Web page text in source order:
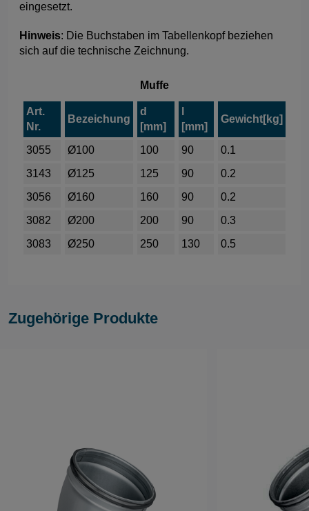
eingesetzt.
Hinweis: Die Buchstaben im Tabellenkopf beziehen
sich auf die technische Zeichnung.
Muffe
Art.
Nr.
Bezeichung
d
[mm]
[mm]
Gewicht[kg]
3055 Ø100 100 90
0.1
3143
Ø125 125 90
0.2
3056
Ø160 160 90
0.2
3082
Ø200 200 90
0.3
3083
Ø250 250 130 0.5
Zugehörige Produkte